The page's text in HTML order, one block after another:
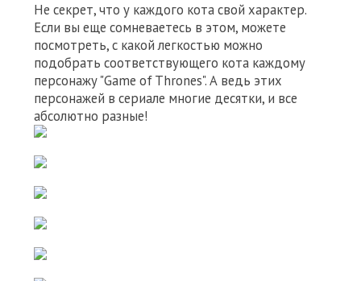
Не секрет, что у каждого кота свой характер.
Если вы еще сомневаетесь в этом, можете
посмотреть, с какой легкостью можно
подобрать соответствующего кота каждому
персонажу "Game of Thrones". А ведь этих
персонажей в сериале многие десятки, и все
абсолютно разные!